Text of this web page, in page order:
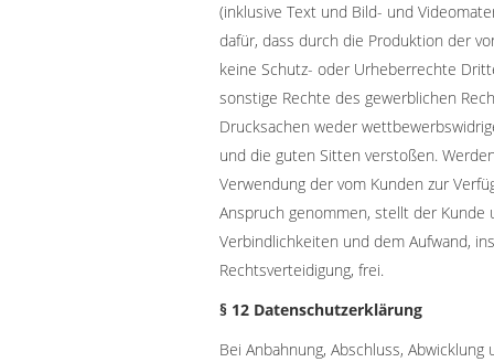
(inklusive Text und Bild- und
dafür, dass durch die Produktion der
keine Schutz- oder Urheberrechte
sonstige Rechte des gewerblichen
Drucksachen weder
und die guten Sitten verstoßen.
Verwendung der vom Kunden zur
Anspruch genommen, stellt der Kunde
Verbindlichkeiten und dem Aufwand,
Rechtsverteidigung, frei.
§ 12 Datenschutzerklärung
Bei Anbahnung, Abschluss,